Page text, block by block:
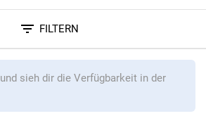
FILTERN
und sieh dir die Verfügbarkeit in der